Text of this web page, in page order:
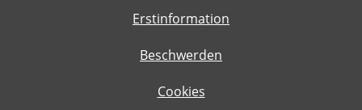
Erstinformation
Beschwerden
Cookies